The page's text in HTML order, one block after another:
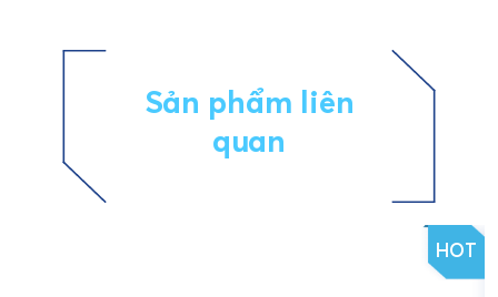
Sản phẩm liên
quan
HOT